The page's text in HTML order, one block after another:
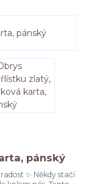
pánský
✨ Někdy stačí